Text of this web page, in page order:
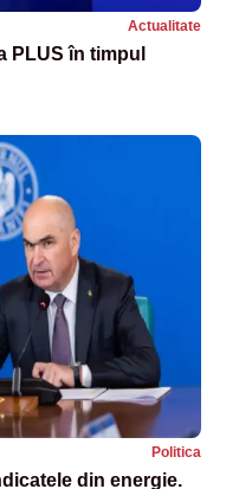
Actualitate
PLUS în timpul
Politica
din energie.